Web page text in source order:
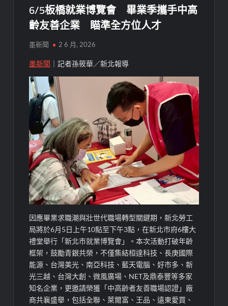
6/5板橋就業博覽會 畢業季攜手中高
齡友善企業 瞄準全方位人才
墨新聞 2 6 月, 2026
墨新聞 ｜記者孫筱華／新北報導
因應畢業求職潮與壯世代職場轉型關鍵期，新北勞工
局將於6月5日上午10點至下午3點，在新北市府6樓大
禮堂舉行「新北市就業博覽會」。本次活動打破年齡
框架，鼓勵青銀共榮，不僅集結桓達科技、長庚國際
能源、台灣美光、南亞科技、藍天電腦、好市多、新
光三越、台灣大創、微風廣場、NET及鼎泰豐等多家
知名企業，更邀請榮獲「中高齡者友善職場認證」廠
商共襄盛舉，包括全聯、萊爾富、王品、遠東愛買、